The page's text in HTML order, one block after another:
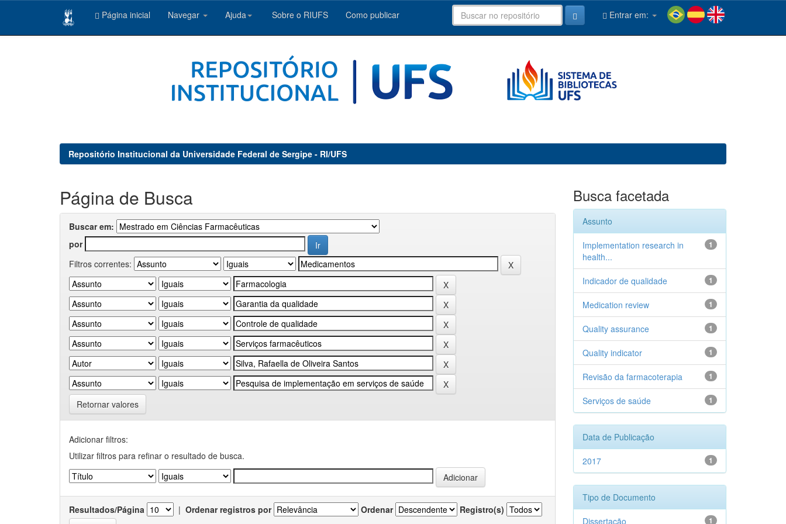
Página inicial Navegar Ajuda Sobre o RIUFS Como publicar Entrar em:
Repositório Institucional da Universidade Federal de Sergipe - RI/UFS
Página de Busca
Buscar em:
por
Filtros correntes:
Retornar valores
Adicionar filtros:
Utilizar filtros para refinar o resultado de busca.
Resultados/Página | Ordenar registros por Ordenar Registro(s)
Busca facetada
Assunto
1
Implementation research in
health...
1
Indicador de qualidade
1
Medication review
1
Quality assurance
1
Quality indicator
1
Revisão da farmacoterapia
1
Serviços de saúde
Data de Publicação
1
2017
Tipo de Documento
1
Dissertação